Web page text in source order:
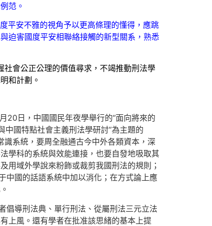
范。
平安不雅的視角予以更高條理的懂得，應跳
迫害國度平安相聯絡接觸的新型關系，熟悉
會公正公理的價值尋求，不竭推動刑法學
和計劃。
20日，中國國民年夜學舉行的“面向將來的
國特點社會主義刑法學研討”為主題的
系統，要周全融通古今中外各類資本，深
學科的系統與效能連接，也要自發地吸取其
用域外學說來粉飾或裁剪我國刑法的規則；
中國的話語系統中加以消化；在方式論上應
倡導刑法典、單行刑法、從屬刑法三元立法
上風。還有學者在批准該思緒的基本上提